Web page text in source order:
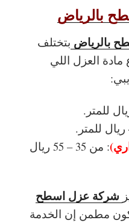
بالرياض
بالرياض بتختلف
العزل اللي
: من 35 – 55 ريال
شركة عزل اسطح
مطمن إن الخدمة